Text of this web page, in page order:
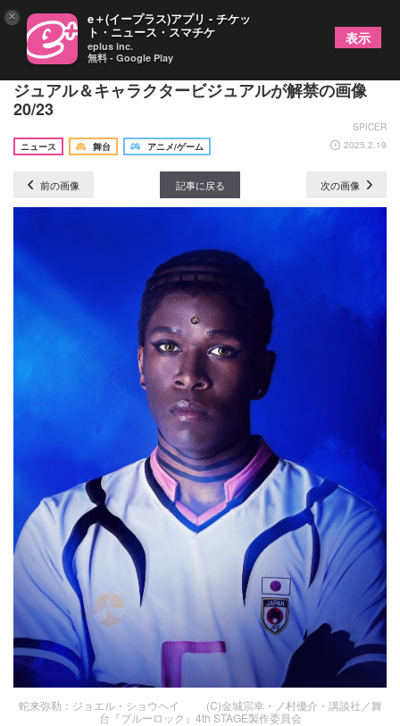
舞台『ブルーロック』4th STAGE、新規ティザービ
ジュアル＆キャラクタービジュアルが解禁の画像
20/23
SPICER
ニュース
舞台 アニメ/ゲーム 2025.2.19
前の画像 記事に戻る 次の画像
蛇来弥勒：ジョエル・ショウヘイ (C)金城宗幸・ノ村優介・講談社／舞
台『ブルーロック』4th STAGE製作委員会
× e＋(イープラス)アプリ - チケッ
ト・ニュース・スマチケ
eplus inc.
無料 - Google Play
表示